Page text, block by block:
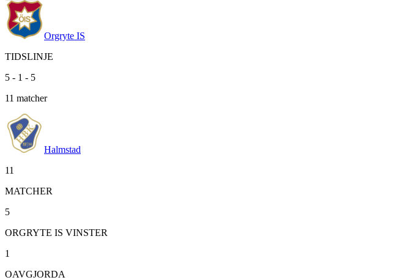
Orgryte IS
TIDSLINJE
5 - 1 - 5
11 matcher
Halmstad
11
MATCHER
5
ORGRYTE IS VINSTER
1
OAVGJORDA